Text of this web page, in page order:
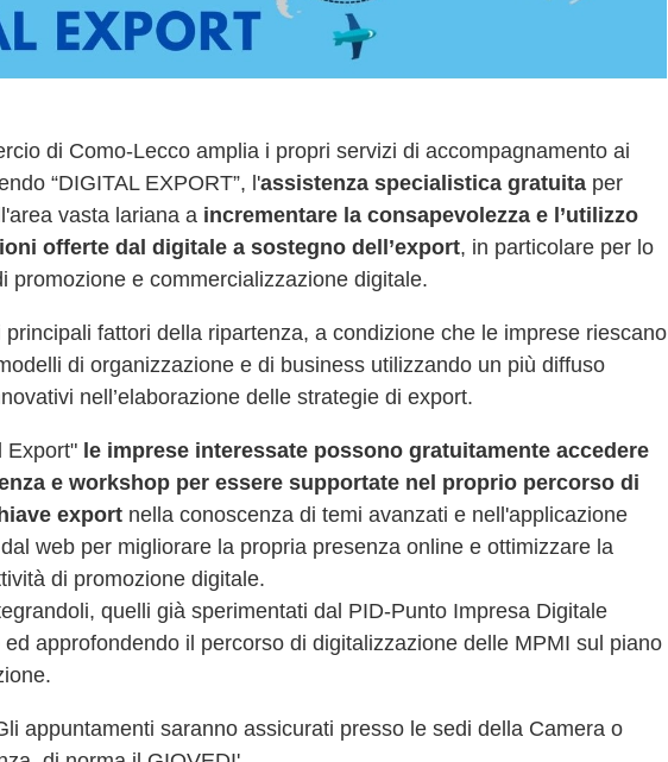
di Como-Lecco amplia i propri servizi di accompagnamento ai
“DIGITAL EXPORT”, l'assistenza specialistica gratuita per
vasta lariana a incrementare la consapevolezza e l’utilizzo
offerte dal digitale a sostegno dell’export, in particolare per lo
promozione e commercializzazione digitale.
fattori della ripartenza, a condizione che le imprese riescano
di organizzazione e di business utilizzando un più diffuso
nell’elaborazione delle strategie di export.
Export" le imprese interessate possono gratuitamente accedere
e workshop per essere supportate nel proprio percorso di
export nella conoscenza di temi avanzati e nell'applicazione
web per migliorare la propria presenza online e ottimizzare la
di promozione digitale.
quelli già sperimentati dal PID-Punto Impresa Digitale
approfondendo il percorso di digitalizzazione delle MPMI sul piano
appuntamenti saranno assicurati presso le sedi della Camera o